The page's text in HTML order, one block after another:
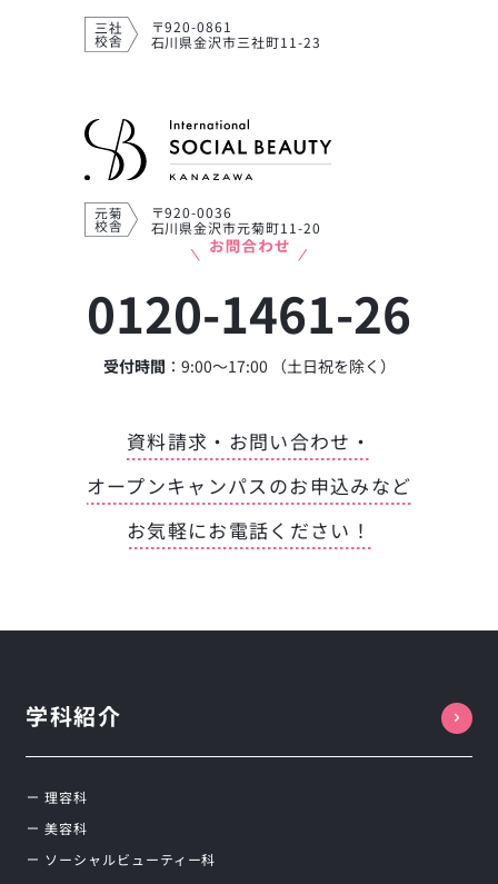
〒920-0861
石川県金沢市三社町11-23
〒920-0036
石川県金沢市元菊町11-20
0120-1461-26
受付時間 ：9:00～17:00 （土日祝を除く）
資料請求・お問い合わせ・
オープンキャンパスのお申込みなど
お気軽にお電話ください！
学科紹介
理容科
美容科
ソーシャルビューティー科